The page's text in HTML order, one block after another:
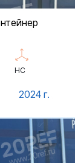
HC
2024 г.